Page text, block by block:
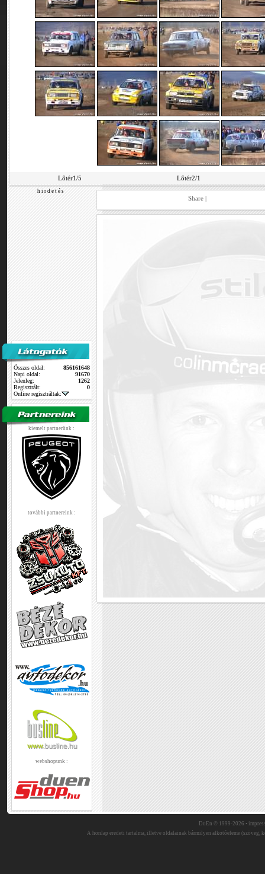
Lőtér1/5 Lőtér2/1
h i r d e t é s
Összes oldal:
856161648
Napi oldal:
91670
Jelenleg:
1262
Regisztrált:
0
Online regisztráltak:
kiemelt partnerünk :
további partnereink :
webshopunk :
Share |
DuEn © 1999-2026 •
A honlap eredeti tartalma, illetve oldalainak bármilyen alkotóeleme (szöveg,